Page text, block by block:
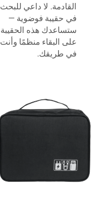
القادمة. لا داعي للبحث
في حقيبة فوضوية —
ستساعدك هذه الحقيبة
على البقاء منظمًا وأنت
في طريقك.